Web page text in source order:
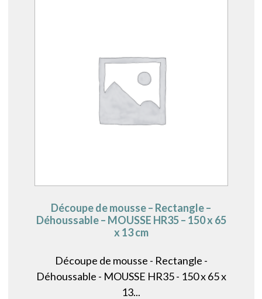
Découpe de mousse – Rectangle –
Déhoussable – MOUSSE HR35 – 150 x 65
x 13 cm
Découpe de mousse - Rectangle -
Déhoussable - MOUSSE HR35 - 150 x 65 x
13...